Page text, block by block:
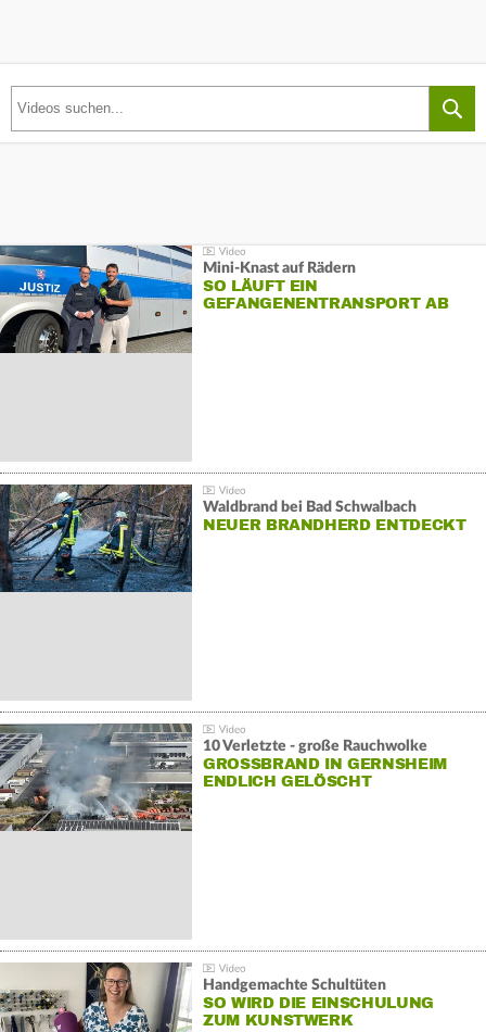
Mini-Knast auf Rädern
SO LÄUFT EIN
GEFANGENENTRANSPORT AB
Waldbrand bei Bad Schwalbach
NEUER BRANDHERD ENTDECKT
10 Verletzte - große Rauchwolke
GROSSBRAND IN GERNSHEIM E
NDLICH GELÖSCHT
Handgemachte Schultüten
SO WIRD DIE EINSCHULUNG
ZUM KUNSTWERK